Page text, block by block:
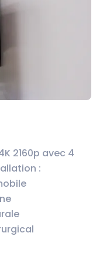
2160p avec 4
: